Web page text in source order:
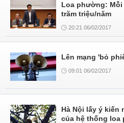
Loa phường:
trăm triệu/năm
20:21 06/02/2017
Lên mạng 'bỏ
09:01 06/02/2017
Hà Nội lấy ý kiến
của hệ thống loa